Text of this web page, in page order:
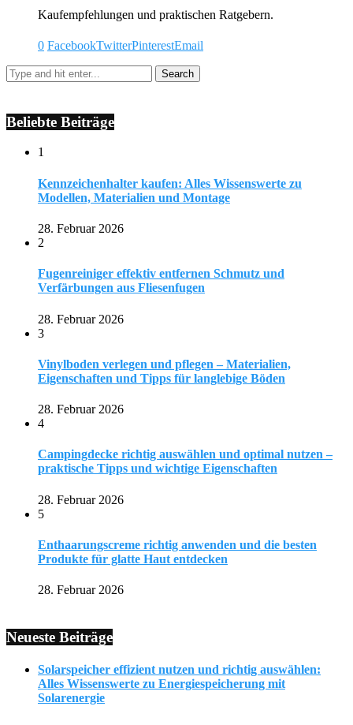
Kaufempfehlungen und praktischen Ratgebern.
0 FacebookTwitterPinterestEmail
Beliebte Beiträge
1
Kennzeichenhalter kaufen: Alles Wissenswerte zu
Modellen, Materialien und Montage
28. Februar 2026
2
Fugenreiniger effektiv entfernen Schmutz und
Verfärbungen aus Fliesenfugen
28. Februar 2026
3
Vinylboden verlegen und pflegen – Materialien,
Eigenschaften und Tipps für langlebige Böden
28. Februar 2026
4
Campingdecke richtig auswählen und optimal nutzen –
praktische Tipps und wichtige Eigenschaften
28. Februar 2026
5
Enthaarungscreme richtig anwenden und die besten
Produkte für glatte Haut entdecken
28. Februar 2026
Neueste Beiträge
Solarspeicher effizient nutzen und richtig auswählen:
Alles Wissenswerte zu Energiespeicherung mit
Solarenergie